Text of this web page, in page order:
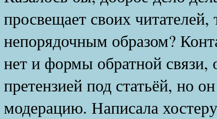
просвещает своих
непорядочным образом?
нет и формы обратной связи,
претензией под статьёй, но
модерацию. Написала